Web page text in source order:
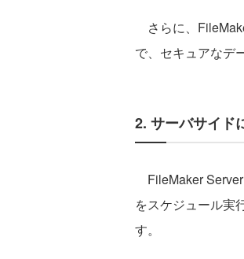
さらに、
で、セキュアなデ
2. サーバサイド
FileMaker
をスケジュール実
す。